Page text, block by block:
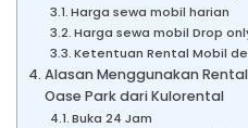
Harga sewa mobil harian
Harga sewa mobil Drop
Ketentuan Rental Mobil
Alasan Menggunakan
Oase Park dari Kulorental
Buka 24 Jam